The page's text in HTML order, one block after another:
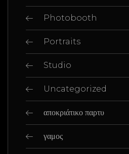
Photobooth
Portraits
Studio
Uncategorized
αποκριάτικο παρτυ
γαμος